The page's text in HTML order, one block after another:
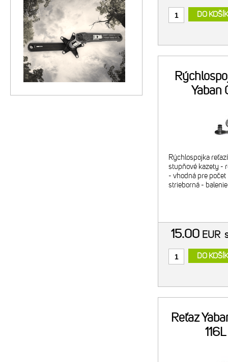
DO
Yaban
Rýchlospojka
stupňové kazety -
- vhodná pre
strieborná -
15.00 EUR
DO
Reťaz